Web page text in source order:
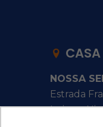
CASA
NOSSA
Estrada
Itaipu -